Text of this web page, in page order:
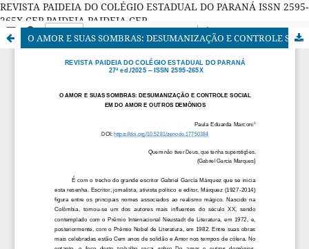
REVISTA PAIDEIA DO COLÉGIO ESTADUAL DO PARANÁ ISSN 2595-
265X CEP PAIDEIA PAIDEIA CEP
O AMOR E SUAS SOMBRAS: DESUMANIZAÇÃO E CONTROLE SOCIAL EM DO AMOR E OUTROS DEMÔNIOS